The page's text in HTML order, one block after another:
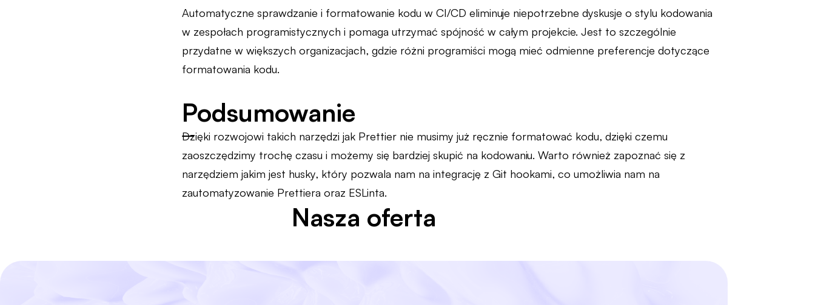
Automatyczne sprawdzanie i formatowanie kodu w CI/CD eliminuje niepotrzebne dyskusje o stylu kodowania
w zespołach programistycznych i pomaga utrzymać spójność w całym projekcie. Jest to szczególnie
przydatne w większych organizacjach, gdzie różni programiści mogą mieć odmienne preferencje dotyczące
formatowania kodu.
Podsumowanie
Dzięki rozwojowi takich narzędzi jak Prettier nie musimy już ręcznie formatować kodu, dzięki czemu
zaoszczędzimy trochę czasu i możemy się bardziej skupić na kodowaniu. Warto również zapoznać się z
narzędziem jakim jest husky, który pozwala nam na integrację z Git hookami, co umożliwia nam na
zautomatyzowanie Prettiera oraz ESLinta.
Nasza oferta